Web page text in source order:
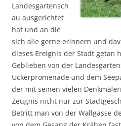
Landesgartensch
au ausgerichtet
hat und an die
sich alle gerne erinnern und
dieses Ereignis der Stadt getan
Geblieben von der
Uckerpromenade und dem
der mit seinen vielen
Zeugnis nicht nur zur
Betritt man von der Wallgasse